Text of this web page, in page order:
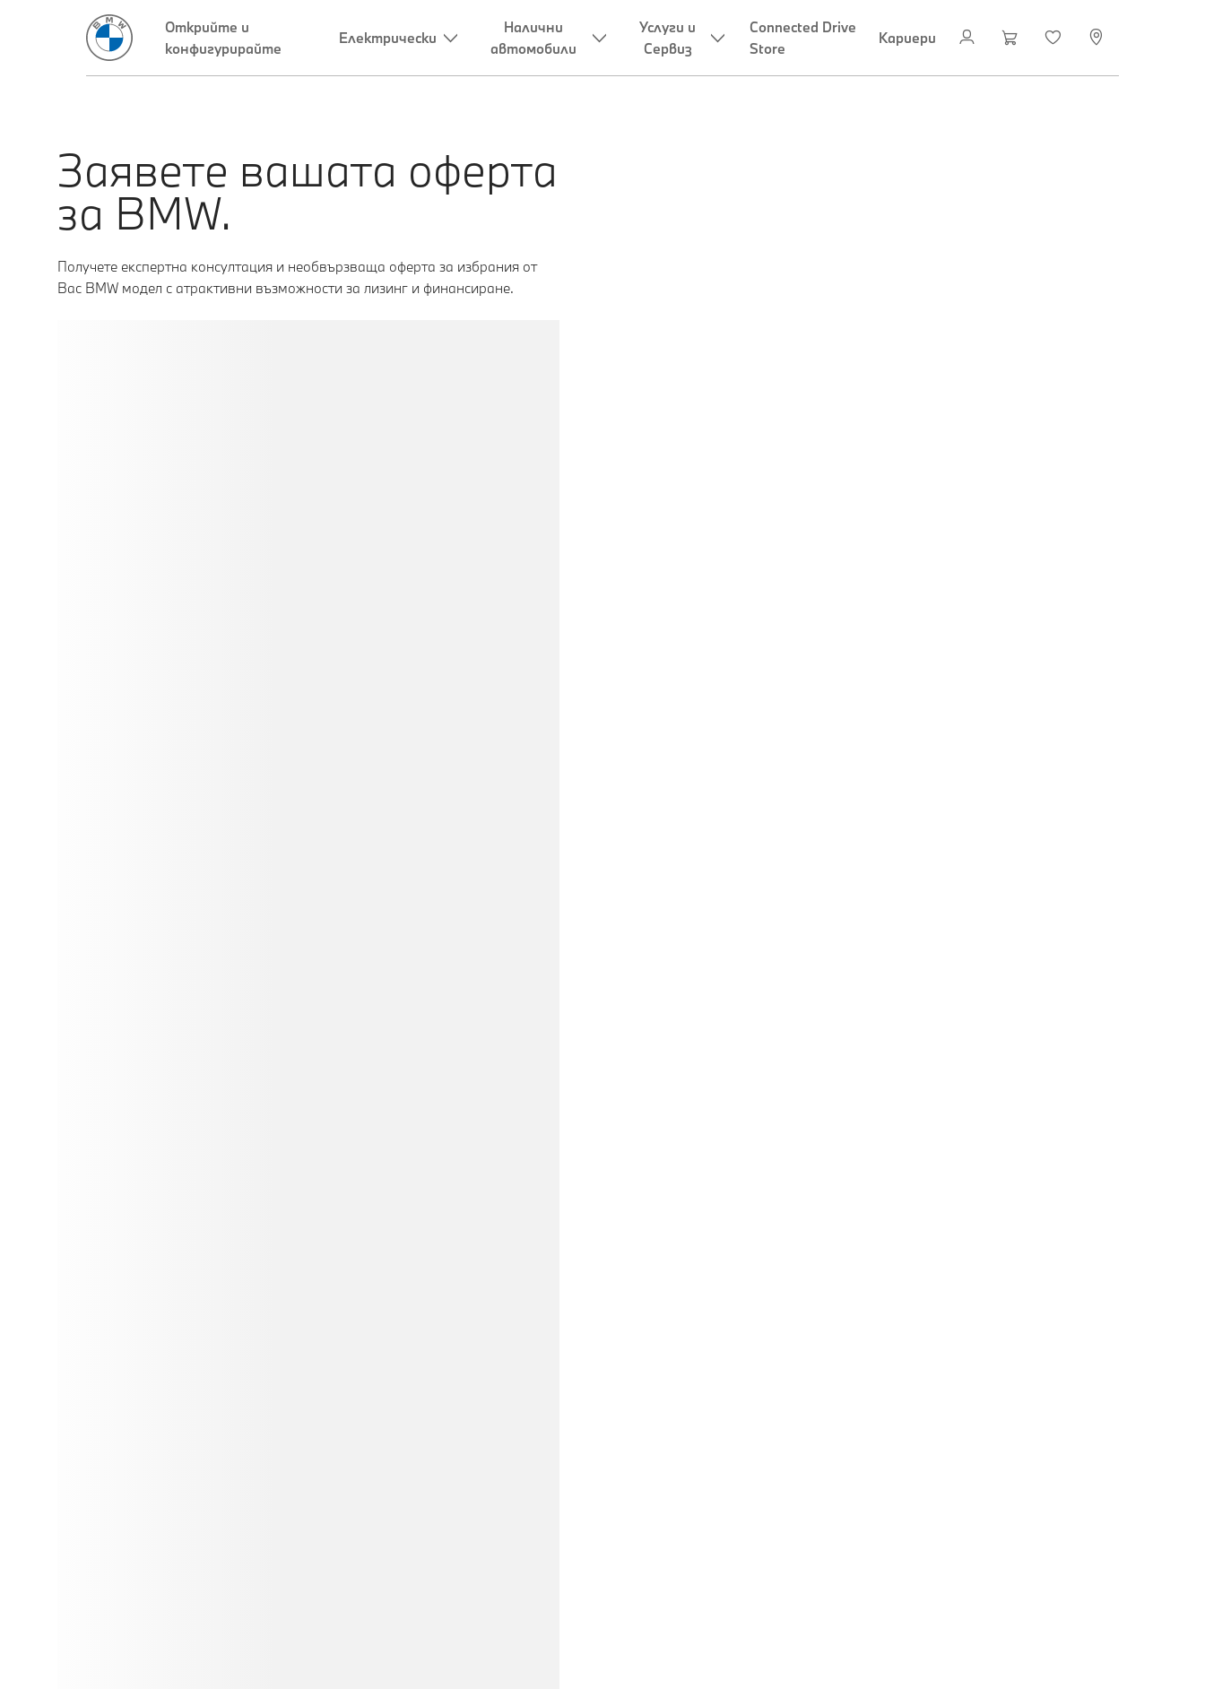
Заявете вашата оферта
за BMW.
Получете експертна консултация и необвързваща оферта за избрания от
Вас BMW модел с атрактивни възможности за лизинг и финансиране.